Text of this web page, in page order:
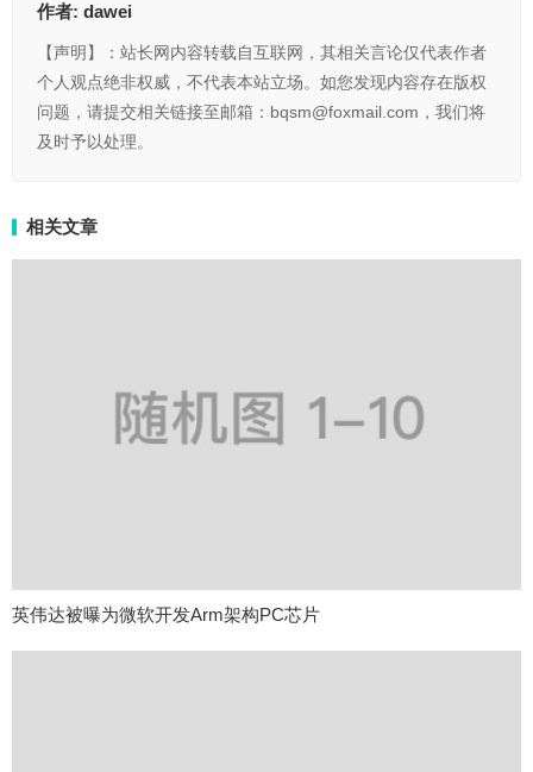
作者: dawei
【声明】：站长网内容转载自互联网，其相关言论仅代表作者
个人观点绝非权威，不代表本站立场。如您发现内容存在版权
问题，请提交相关链接至邮箱：bqsm@foxmail.com，我们将
及时予以处理。
相关文章
英伟达被曝为微软开发Arm架构PC芯片